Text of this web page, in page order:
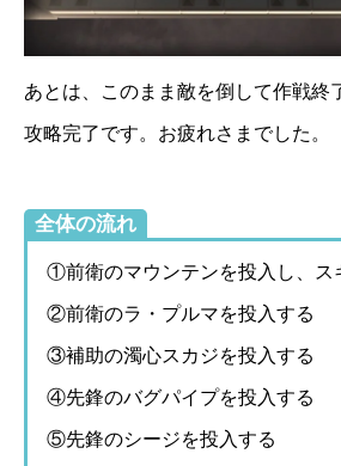
あとは、このまま敵を倒して作戦終
攻略完了です。お疲れさまでした。
全体の流れ
①前衛のマウンテンを投入し、ス
②前衛のラ・プルマを投入する
③補助の濁心スカジを投入する
④先鋒のバグパイプを投入する
⑤先鋒のシージを投入する